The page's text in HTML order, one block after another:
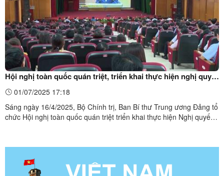
Hội nghị toàn quốc quán triệt, triển khai thực hiện nghị quyết
Hội nghị lần thứ 11 BCHTW Đảng khóa XIII
01/07/2025 17:18
Sáng ngày 16/4/2025, Bộ Chính trị, Ban Bí thư Trung ương Đảng tổ
chức Hội nghị toàn quốc quán triệt triển khai thực hiện Nghị quyết
Hồng và kết hợp trực tuyến. Tại điểm ...